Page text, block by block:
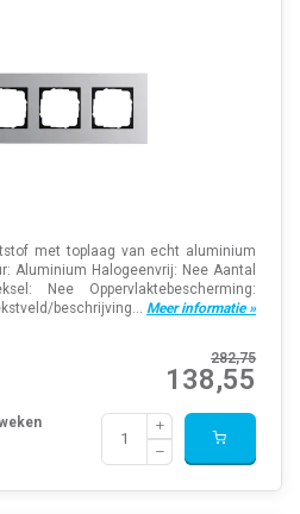
met toplaag van echt aluminium
Aluminium Halogeenvrij: Nee Aantal
Nee Oppervlaktebescherming:
beschrijving... Meer informatie »
282,75
138,55